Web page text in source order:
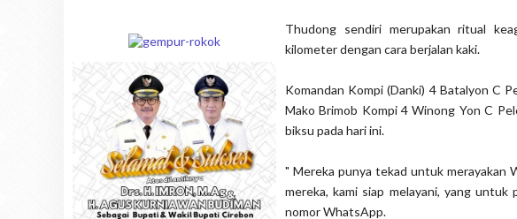
Thudong sendiri merupakan ritual
kilometer dengan cara berjalan kaki.
Komandan Kompi (Danki) 4 Batalyon C
Mako Brimob Kompi 4 Winong Yon C
biksu pada hari ini.
" Mereka punya tekad untuk merayakan
mereka, kami siap melayani, yang untuk
nomor WhatsApp.